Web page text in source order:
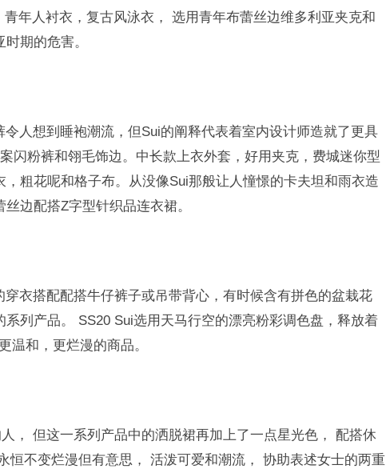
年人衬衣，复古风泳衣， 选用青年布蕾丝边维多利亚夹克和
期的危害。
人想到睡袍潮流，但Sui的阐释代表着室内设计师造就了更具
闪粉裤和翎毛饰边。中长款上衣外套，好用夹克，费城迷你型
粗花呢和格子布。从没像Sui那般让人憧憬的卡夫坦和雨衣造
边配搭Z字型针织品连衣裙。
衣搭配配搭牛仔裤子或吊带背心，有时候含有拼色的盆栽花
列产品。 SS20 Sui选用天马行空的漂亮粉彩调色盘，释放着
温和，更烂漫的商品。
， 但这一系列产品中的洒脱裙再加上了一点星光色， 配搭休
恒不变烂漫但有意思， 活泼可爱和潮流， 协助表述女士的两重